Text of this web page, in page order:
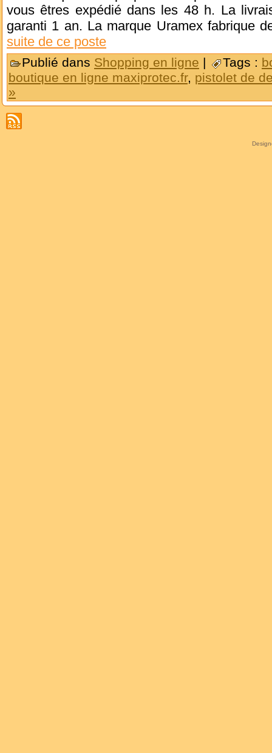
vous êtres expédié dans les 48 h. La
garanti 1 an. La marque Uramex fabrique
suite de ce poste
Publié dans Shopping en ligne | Tags :
boutique en ligne maxiprotec.fr, pistolet de
»